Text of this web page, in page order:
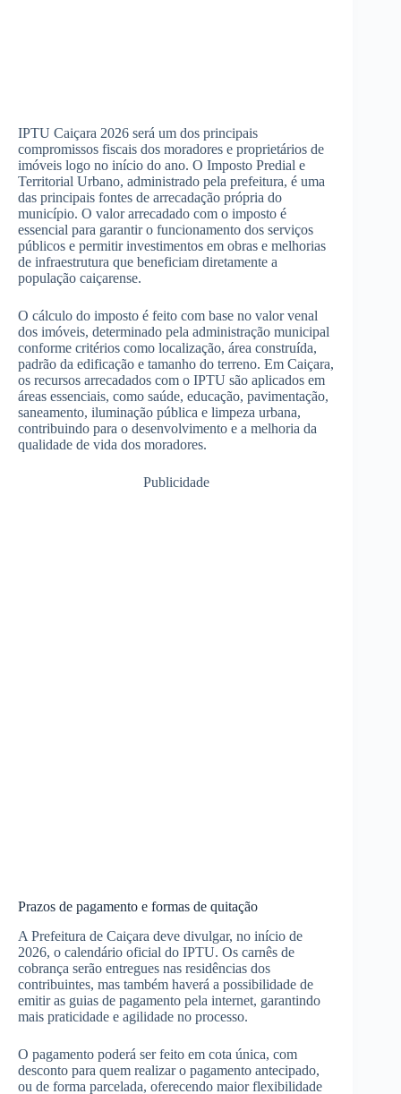
IPTU Caiçara 2026 será um dos principais
compromissos fiscais dos moradores e proprietários de
imóveis logo no início do ano. O Imposto Predial e
Territorial Urbano, administrado pela prefeitura, é uma
das principais fontes de arrecadação própria do
município. O valor arrecadado com o imposto é
essencial para garantir o funcionamento dos serviços
públicos e permitir investimentos em obras e melhorias
de infraestrutura que beneficiam diretamente a
população caiçarense.
O cálculo do imposto é feito com base no valor venal
dos imóveis, determinado pela administração municipal
conforme critérios como localização, área construída,
padrão da edificação e tamanho do terreno. Em Caiçara,
os recursos arrecadados com o IPTU são aplicados em
áreas essenciais, como saúde, educação, pavimentação,
saneamento, iluminação pública e limpeza urbana,
contribuindo para o desenvolvimento e a melhoria da
qualidade de vida dos moradores.
Publicidade
Prazos de pagamento e formas de quitação
A Prefeitura de Caiçara deve divulgar, no início de
2026, o calendário oficial do IPTU. Os carnês de
cobrança serão entregues nas residências dos
contribuintes, mas também haverá a possibilidade de
emitir as guias de pagamento pela internet, garantindo
mais praticidade e agilidade no processo.
O pagamento poderá ser feito em cota única, com
desconto para quem realizar o pagamento antecipado,
ou de forma parcelada, oferecendo maior flexibilidade